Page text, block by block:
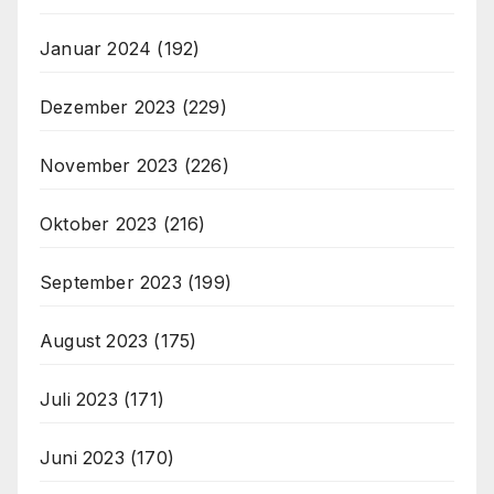
Januar 2024 (192)
Dezember 2023 (229)
November 2023 (226)
Oktober 2023 (216)
September 2023 (199)
August 2023 (175)
Juli 2023 (171)
Juni 2023 (170)